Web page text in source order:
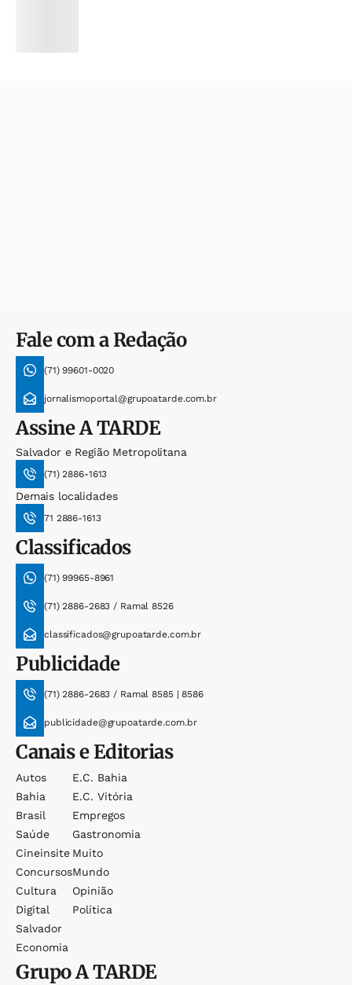
Fale com a Redação
(71) 99601-0020
jornalismoportal@grupoatarde.com.br
AssineA TARDE
Salvador e Região Metropolitana
(71) 2886-1613
Demais localidades
71 2886-1613
Classificados
(71) 99965-8961
(71) 2886-2683 / Ramal 8526
classificados@grupoatarde.com.br
Publicidade
(71) 2886-2683 / Ramal 8585 | 8586
publicidade@grupoatarde.com.br
Canais e Editorias
Autos
Bahia
Brasil
Saúde
Cineinsite
Concursos
Cultura
Digital
Salvador
Economia
E.c. Bahia
E.c. Vitória
Empregos
Gastronomia
Muito
Mundo
Opinião
Política
GrupoA TARDE